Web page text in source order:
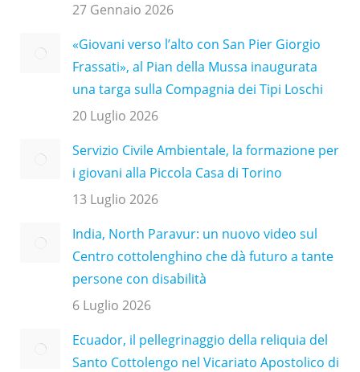
27 Gennaio 2026
«Giovani verso l’alto con San Pier Giorgio
Frassati», al Pian della Mussa inaugurata
una targa sulla Compagnia dei Tipi Loschi
20 Luglio 2026
Servizio Civile Ambientale, la formazione per
i giovani alla Piccola Casa di Torino
13 Luglio 2026
India, North Paravur: un nuovo video sul
Centro cottolenghino che dà futuro a tante
persone con disabilità
6 Luglio 2026
Ecuador, il pellegrinaggio della reliquia del
Santo Cottolengo nel Vicariato Apostolico di